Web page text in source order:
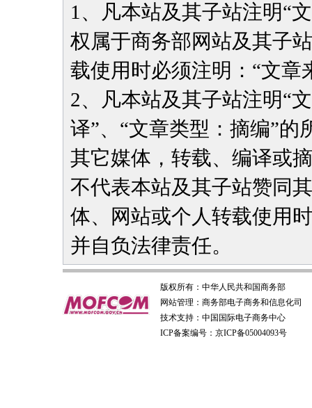
1、凡本站及其子站注明“
权属于商务部网站及其子
载使用时必须注明：“文章
2、凡本站及其子站注明“
译”、“文章类型：摘编”
其它媒体，转载、编译或
不代表本站及其子站赞同
体、网站或个人转载使用
并自负法律责任。
版权所有： 中华人民共和国商务部
网站管理： 商务部电子商务和信息化司
技术支持： 中国国际电子商务中心
ICP备案编号：京ICP备05004093号